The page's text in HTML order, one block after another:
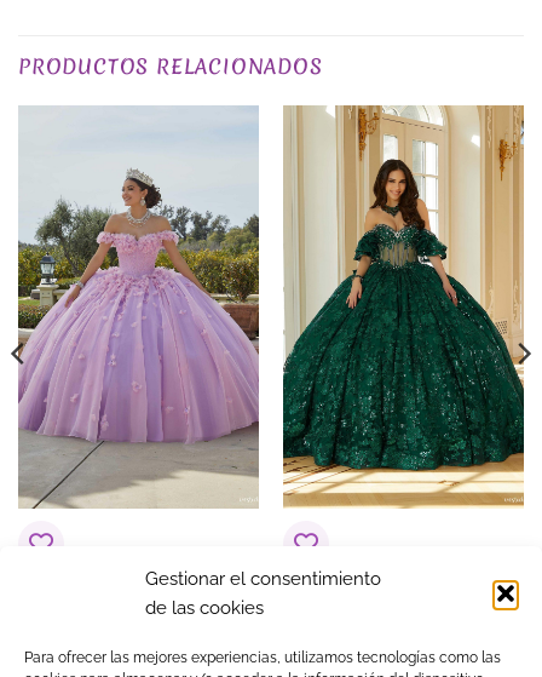
Gestionar el consentimiento
de las cookies
Para ofrecer las mejores experiencias, utilizamos tecnologías como las
COLOR
PRODUCTOS RELACIONADOS
Vestido de 15 años
$1,374.93 2,299.25